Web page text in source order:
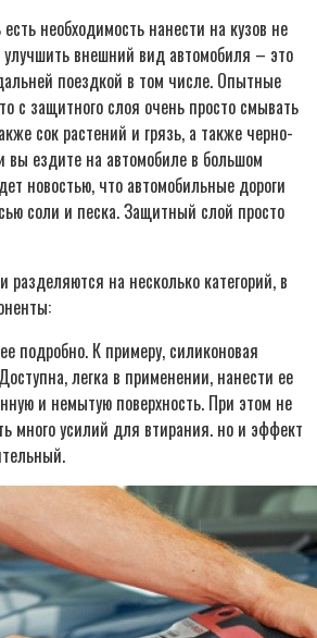
необходимость нанести на кузов не
улучшить внешний вид автомобиля – это
поездкой в том числе. Опытные
с защитного слоя очень просто смывать
сок растений и грязь, а также черно-
вы ездите на автомобиле в большом
новостью, что автомобильные дороги
соли и песка. Защитный слой просто
разделяются на несколько категорий, в
подробно. К примеру, силиконовая
легка в применении, нанести ее
и немытую поверхность. При этом не
много усилий для втирания. но и эффект